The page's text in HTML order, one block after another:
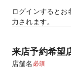
ログインするとお
力されます。
来店予約希望
店舗名 必須